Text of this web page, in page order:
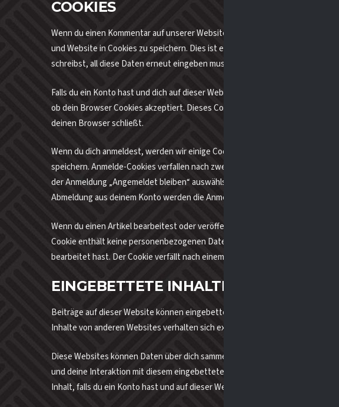
COOKIES
Wenn du einen Kommentar auf unserer Website schreibst, kann das eine
und Website in Cookies zu speichern. Dies ist eine Komfortfunktion, damit
schreibst, all diese Daten erneut eingeben musst. Diese Cookies werden ein
Falls du ein Konto hast und dich auf dieser Website anmeldest, werden wir
ob dein Browser Cookies akzeptiert. Dieses Cookie enthält keine
deinen Browser schließt.
Wenn du dich anmeldest, werden wir einige Cookies einrichten, um deine
speichern. Anmelde-Cookies verfallen nach zwei Tagen und Cookies für die
der Anmeldung „Angemeldet bleiben“ auswählst, wird deine Anmeldung
Abmeldung aus deinem Konto werden die Anmelde-Cookies gelöscht.
Wenn du einen Artikel bearbeitest oder veröffentlichst, wird ein zusätzlicher
Cookie enthält keine personenbezogenen Daten und verweist nur auf die
bearbeitet hast. Der Cookie verfällt nach einem Tag.
EINGEBETTETE INHALTE VON
Beiträge auf dieser Website können eingebettete Inhalte beinhalten (z. B.
Inhalte von anderen Websites verhalten sich exakt so, als ob der Besucher
Diese Websites können Daten über dich sammeln, Cookies benutzen,
und deine Interaktion mit diesem eingebetteten Inhalt aufzeichnen,
Inhalt, falls du ein Konto hast und auf dieser Website angemeldet bist.